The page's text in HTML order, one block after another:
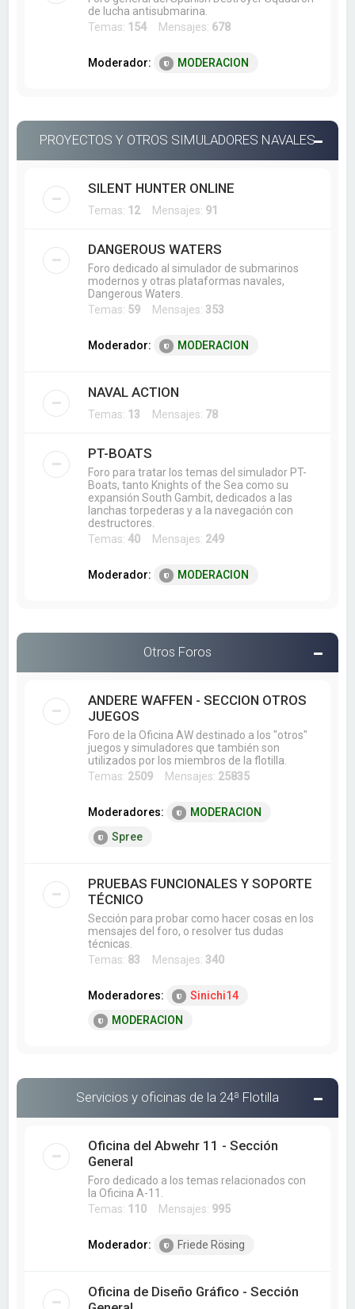
de lucha antisubmarina.
Temas: 154 Mensajes: 678
Moderador: MODERACION
PROYECTOS Y OTROS SIMULADORES NAVALES
SILENT HUNTER ONLINE
Temas: 12Mensajes: 91
DANGEROUS WATERS
Foro dedicado al simulador de submarinos
modernos y otras plataformas navales,
Dangerous Waters.
Temas: 59 Mensajes: 353
Moderador: MODERACION
NAVAL ACTION
Temas: 13 Mensajes: 78
PT-BOATS
Foro para tratar los temas del simulador PT-
Boats, tanto Knights of the Sea como su
expansión South Gambit, dedicados a las
lanchas torpederas y a la navegación con
destructores.
Temas:40 Mensajes: 249
Moderador: MODERACION
Otros Foros
ANDERE WAFFEN - SECCION OTROS
JUEGOS
Foro de la Oficina AW destinado a los "otros"
juegos y simuladores que también son
utilizados por los miembros de la flotilla.
Temas: 2509 Mensajes: 25835
Moderadores:
MODERACION
Spree
PRUEBAS FUNCIONALES Y SOPORTE
TÉCNICO
Sección para probar como hacer cosas en los
mensajes del foro, o resolver tus dudas
técnicas.
Temas: 83 Mensajes: 340
Moderadores:
Sinichi14
MODERACION
Servicios y oficinas de la 24ª Flotilla
Oficina del Abwehr 11 - Sección
General
Foro dedicado a los temas relacionados con
la Oficina A-11.
Temas: 110 Mensajes: 995
Moderador: Friede Rösing
Oficina de Diseño Gráfico - Sección